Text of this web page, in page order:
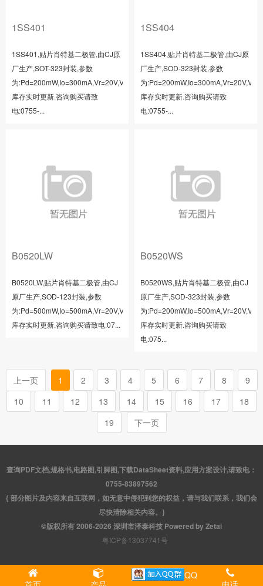
1SS401
1SS401,贴片肖特基二极管,由CJ原
厂生产,SOT-323封装,参数
为:Pd=200mW,Io=300mA,Vr=20V,Vf=0.45V,Ir=50uA,
库存实时更新.咨询购买请致
电:0755-...
1SS404
1SS404,贴片肖特基二极管,由CJ原
厂生产,SOD-323封装,参数
为
库存实时更新.咨询购买请致
电:0755-...
B0520LW
B0520LW,贴片肖特基二极管,由CJ
原厂生产,SOD-123封装,参数
为:Pd=500mW,Io=500mA,Vr=20V,Vf=0.385V,Ir=250uA,
库存实时更新.咨询购买请致电:07...
B0520WS
B0520WS,贴片肖特基二极管,由CJ
原厂生产,SOD-323封装,参数
为
库存实时更新.咨询购买请致
电:075...
上一页 1 2 3 4 5 6 7 8
9
10
11 12 13 14 15 16 17
18
19
下一页
查询PDF文档,规格书,电路图,引脚图,下载DataSheet资料,应用方案设计,请致电：
0755-83897562
{ 部分图片及内容来自互联网，如无意中侵犯到您的权益，请与我们联系，我们会
尽快清除相关内容。}
©版权所有 2006-2026 深圳市泽泰科技 Powered by Zetai
粤ICP备13037741号
QQ